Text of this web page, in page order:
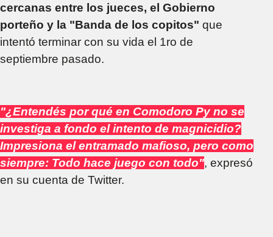
cercanas entre los jueces, el Gobierno
porteño y la "Banda de los copitos" que
intentó terminar con su vida el 1ro de
septiembre pasado.
"¿Entendés por qué en Comodoro Py no se
investiga a fondo el intento de magnicidio?
Impresiona el entramado mafioso, pero como
siempre: Todo hace juego con todo", expresó
en su cuenta de Twitter.